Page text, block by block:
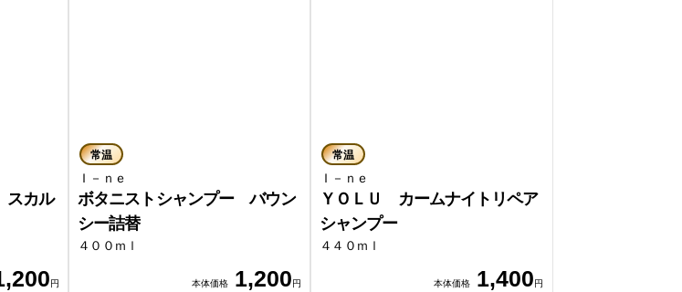
スカル
円
常温
Ｉ－ｎｅ
ボタニストシャンプー バウン
シー詰替
４００ｍｌ
本体価格 1,200円
常温
Ｉ－ｎｅ
ＹＯＬＵ カームナイトリペア
シャンプー
４４０ｍｌ
本体価格 1,400円